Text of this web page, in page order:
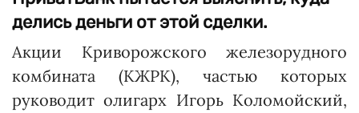
делись деньги от этой сделки.
Акции Криворожского железорудного
комбината (КЖРК), частью которых
руководит олигарх Игорь Коломойский,